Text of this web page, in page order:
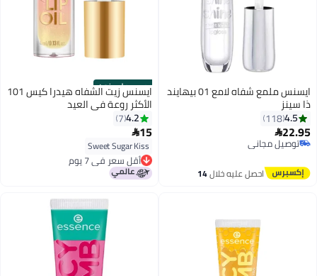
3
ايسنس ملمع شفاه لامع 01 بيهايند
ذا سينز
4.5
118
22.95
توصيل مجاني
توصيل مجاني
احصل عليه خلال14
حصري على نون ايسنس زيت الشفاه هيدرا كيس 101
الأكثر روعة في العيد
4.2
7
15
Sweet Sugar Kiss
أقل سعر في 7 يوم
أقل سعر في 7 يوم